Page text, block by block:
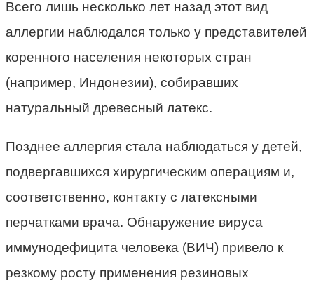
Всего лишь несколько лет назад этот вид
аллергии наблюдался только у представителей
коренного населения некоторых стран
(например, Индонезии), собиравших
натуральный древесный латекс.
Позднее аллергия стала наблюдаться у детей,
подвергавшихся хирургическим операциям и,
соответственно, контакту с латексными
перчатками врача. Обнаружение вируса
иммунодефицита человека (ВИЧ) привело к
резкому росту применения резиновых